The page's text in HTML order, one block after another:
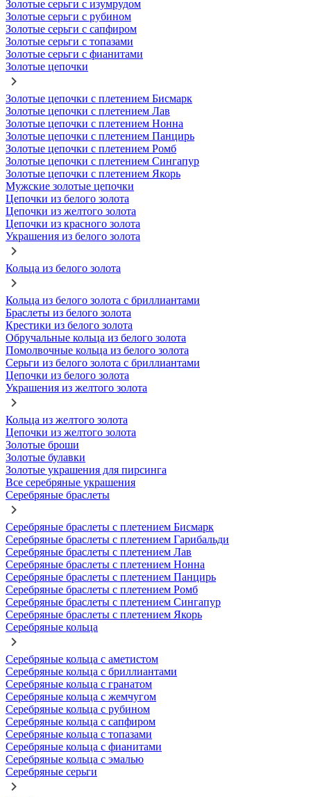
Золотые серьги с изумрудом
Золотые серьги с рубином
Золотые серьги с сапфиром
Золотые серьги с топазами
Золотые серьги с фианитами
Золотые цепочки
Золотые цепочки с плетением Бисмарк
Золотые цепочки с плетением Лав
Золотые цепочки с плетением Нонна
Золотые цепочки с плетением Панцирь
Золотые цепочки с плетением Ромб
Золотые цепочки с плетением Сингапур
Золотые цепочки с плетением Якорь
Мужские золотые цепочки
Цепочки из белого золота
Цепочки из желтого золота
Цепочки из красного золота
Украшения из белого золота
Кольца из белого золота
Кольца из белого золота с бриллиантами
Браслеты из белого золота
Крестики из белого золота
Обручальные кольца из белого золота
Помолвочные кольца из белого золота
Серьги из белого золота с бриллиантами
Цепочки из белого золота
Украшения из желтого золота
Кольца из желтого золота
Цепочки из желтого золота
Золотые броши
Золотые булавки
Золотые украшения для пирсинга
Все серебряные украшения
Серебряные браслеты
Серебряные браслеты с плетением Бисмарк
Серебряные браслеты с плетением Гарибальди
Серебряные браслеты с плетением Лав
Серебряные браслеты с плетением Нонна
Серебряные браслеты с плетением Панцирь
Серебряные браслеты с плетением Ромб
Серебряные браслеты с плетением Сингапур
Серебряные браслеты с плетением Якорь
Серебряные кольца
Серебряные кольца с аметистом
Серебряные кольца с бриллиантами
Серебряные кольца с гранатом
Серебряные кольца с жемчугом
Серебряные кольца с рубином
Серебряные кольца с сапфиром
Серебряные кольца с топазами
Серебряные кольца с фианитами
Серебряные кольца с эмалью
Серебряные серьги